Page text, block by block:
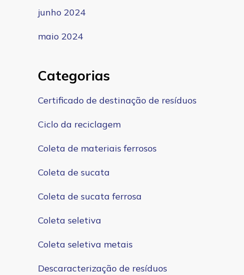
junho 2024
maio 2024
Categorias
Certificado de destinação de resíduos
Ciclo da reciclagem
Coleta de materiais ferrosos
Coleta de sucata
Coleta de sucata ferrosa
Coleta seletiva
Coleta seletiva metais
Descaracterização de resíduos